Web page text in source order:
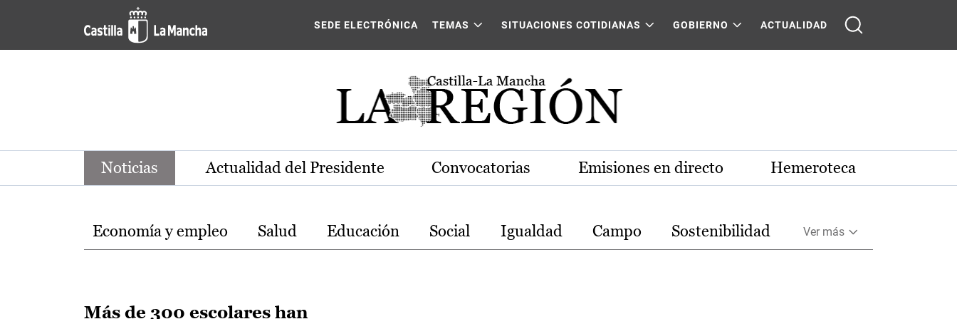
Pasar al contenido principal
Noticias de la región de Castilla-La Mancha
SEDE ELECTRÓNICA TEMAS SITUACIONES COTIDIANAS GOBIERNO ACTUALIDAD
Noticias Actualidad del Presidente Convocatorias Emisiones en directo Hemeroteca
Temas
Economía y empleo Salud Educación Social Igualdad Campo Sostenibilidad Ver más
Más de 300 escolares han